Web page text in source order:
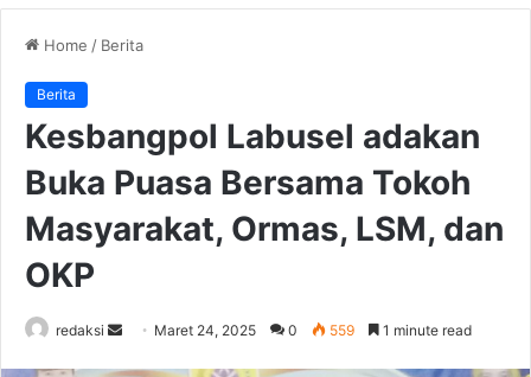
Home / Berita
Berita
Kesbangpol Labusel adakan
Buka Puasa Bersama Tokoh
Masyarakat, Ormas, LSM, dan
OKP
redaksi
Send Maret 24, 2025 0 559 1 minute read